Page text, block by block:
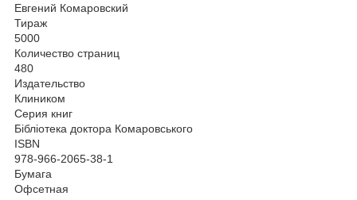
Евгений Комаровский
Тираж
5000
Количество страниц
480
Издательство
Клиником
Серия книг
Бібліотека доктора Комаровського
ISBN
978-966-2065-38-1
Бумага
Офсетная